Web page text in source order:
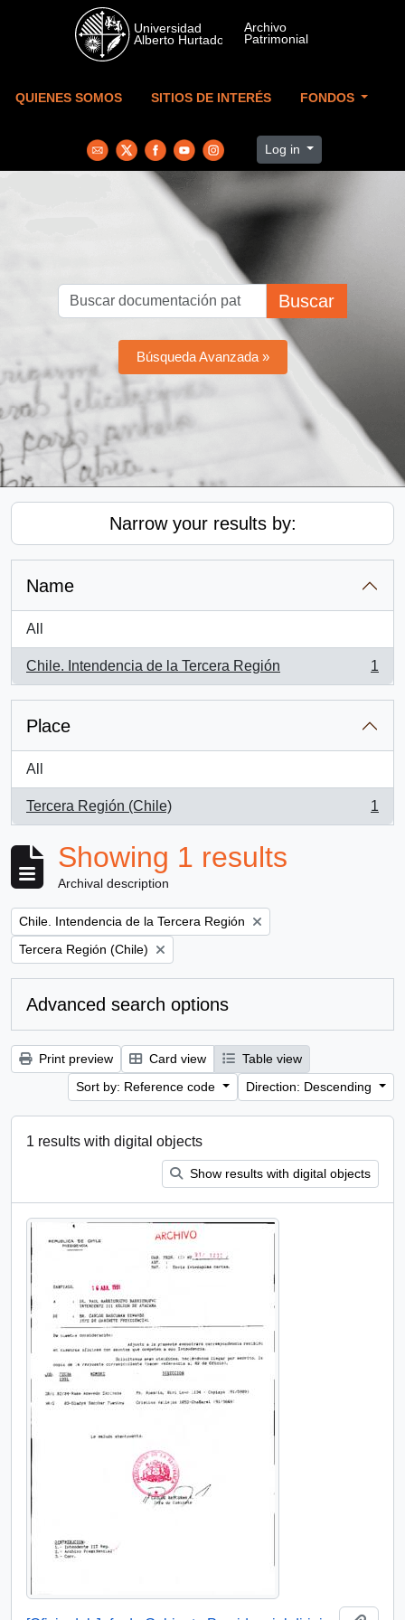
Skip to main content
QUIENES SOMOS SITIOS DE INTERÉS FONDOS
Log in
Buscar
Búsqueda Avanzada »
Narrow your results by:
Name
All
Chile. Intendencia de la Tercera Región
, 1 results
1
Place
All
Tercera Región (Chile)
, 1 results
1
Showing 1 results
Archival description
Remove filter:
Chile. Intendencia de la Tercera Región
Remove filter:
Tercera Región (Chile)
Advanced search options
Print preview Card view
Table view
Sort by: Reference code
Direction: Descending
1 results with digital objects
Show results with digital objects